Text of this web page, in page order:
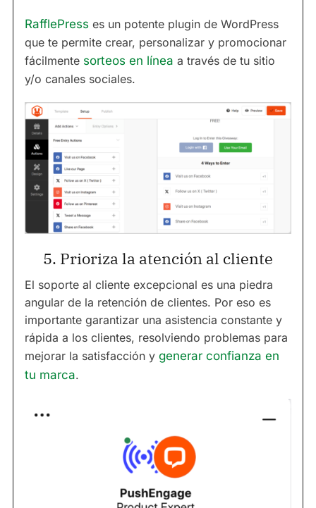
RafflePress es un potente plugin de WordPress
que te permite crear, personalizar y promocionar
fácilmente sorteos en línea a través de tu sitio
y/o canales sociales.
5. Prioriza la atención al cliente
El soporte al cliente excepcional es una piedra
angular de la retención de clientes. Por eso es
importante garantizar una asistencia constante y
rápida a los clientes, resolviendo problemas para
mejorar la satisfacción y generar confianza en
tu marca.